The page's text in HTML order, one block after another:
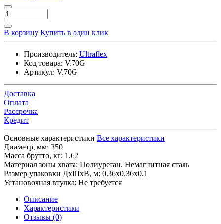
В корзину Купить в один клик
Производитель: Ultraflex
Код товара: V.70G
Артикул: V.70G
Доставка
Оплата
Рассрочка
Кредит
Основные характеристики Все характеристики
Диаметр, мм: 350
Масса брутто, кг: 1.62
Материал зоны хвата: Полиуретан. Немагнитная сталь
Размер упаковки ДхШхВ, м: 0.36x0.36x0.1
Установочная втулка: Не требуется
Описание
Характеристики
Отзывы (0)